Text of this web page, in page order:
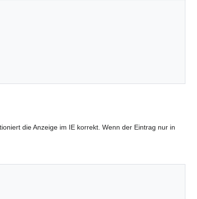
die Anzeige im IE korrekt. Wenn der Eintrag nur in